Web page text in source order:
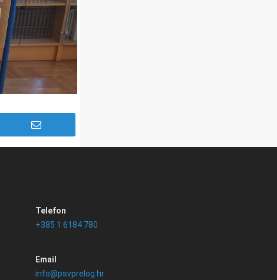
Telefon
+385 1 6184 780
Email
info@psvprelog.hr